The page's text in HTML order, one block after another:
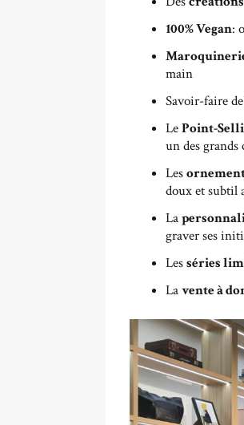
100% Vegan:
main
Savoir-faire de
LePoint-
un des grands
Les
doux et subtil
La
graver ses
Lesséries
Lavente à